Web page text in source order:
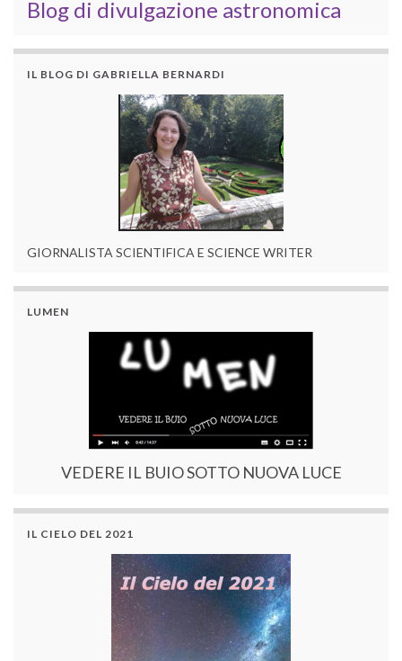
Blog di divulgazione astronomica
IL BLOG DI GABRIELLA BERNARDI
GIORNALISTA SCIENTIFICA E SCIENCE WRITER
LUMEN
VEDERE IL BUIO SOTTO NUOVA LUCE
IL CIELO DEL 2021